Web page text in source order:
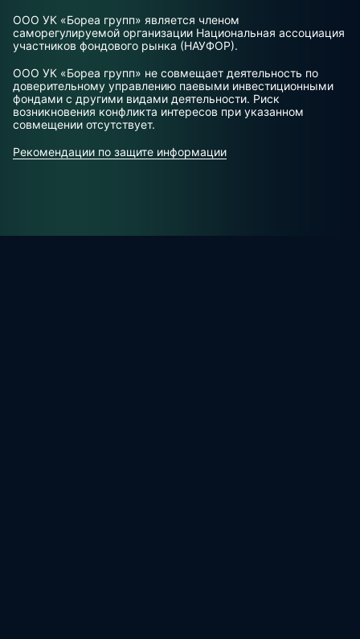
ООО УК «Бореа групп» является членом
саморегулируемой организации Национальная ассоциация
участников фондового рынка (НАУФОР).
ООО УК «Бореа групп» не совмещает деятельность по
доверительному управлению паевыми инвестиционными
фондами с другими видами деятельности. Риск
возникновения конфликта интересов при указанном
совмещении отсутствует.
Рекомендации по защите информации